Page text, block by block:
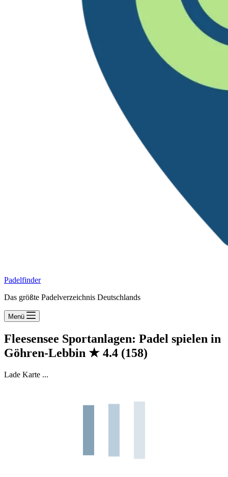
Padelfinder
Das größte Padelverzeichnis Deutschlands
Menü
Fleesensee Sportanlagen: Padel spielen in
Göhren-Lebbin ★ 4.4 (158)
Lade Karte ...